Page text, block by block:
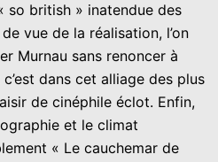
so british » inatendue des
vue de la réalisation, l’on
Murnau sans renoncer à
dans cet alliage des plus
de cinéphile éclot. Enfin,
et le climat
« Le cauchemar de